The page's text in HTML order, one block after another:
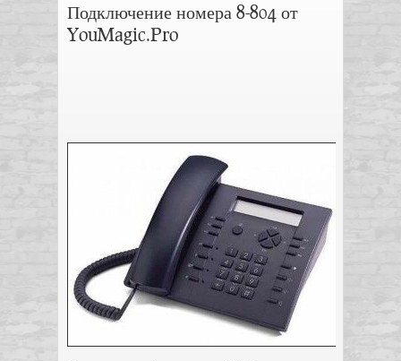
Подключение номера 8-804 от
YouMagic.Pro